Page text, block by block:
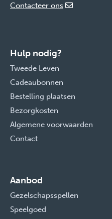
Contacteer ons
Hulp nodig?
Tweede Leven
Cadeaubonnen
Bestelling plaatsen
Bezorgkosten
Algemene voorwaarden
Contact
Aanbod
Gezelschapsspellen
Speelgoed